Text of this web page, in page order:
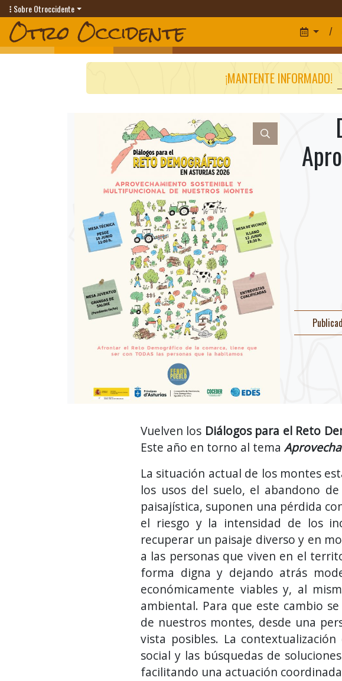
Sobre Otroccidente
/
¡MANTENTE INFORMADO!
Vuelven los Diálogos para el Reto
Este año en torno al tema
La situación actual de los montes
los usos del suelo, el abandono
paisajística, suponen una pérdida
el riesgo y la intensidad de los
recuperar un paisaje diverso y en
a las personas que viven en el
forma digna y dejando atrás
económicamente viables y, al
ambiental. Para que este cambio
de nuestros montes, desde una
vista posibles. La
social y las búsquedas de
facilitando una actuación